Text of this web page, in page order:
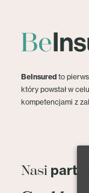
BeInsured to
który powstał w
kompetencjami z
Nasi